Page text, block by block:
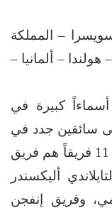
سويسرا – المملكة
هولندا – ألمانيا –
كبيرة في
سائقين جدد في
المجال إلا أنهم بارعون أيضاً، يمثلون 11 فريقاً هم فريق
أليكسندر
وفريق إنفجن